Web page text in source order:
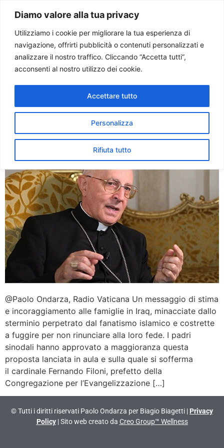
Diamo valore alla tua privacy
Utilizziamo i cookie per migliorare la tua esperienza di
navigazione, offrirti pubblicità o contenuti personalizzati e
analizzare il nostro traffico. Cliccando “Accetta tutti”,
acconsenti al nostro utilizzo dei cookie.
Personalizza
Rifiuta tutto
Accettare tutto
Paolo Ondarza
Tag:card. filoni
Sinodo. Card. Filoni: grande
esempio di forza e unità da
famiglie irachene
@Paolo Ondarza, Radio Vaticana Un messaggio di stima
e incoraggiamento alle famiglie in Iraq, minacciate dallo
sterminio perpetrato dal fanatismo islamico e costrette
a fuggire per non rinunciare alla loro fede. I padri
sinodali hanno approvato a maggioranza questa
proposta lanciata in aula e sulla quale si sofferma
il cardinale Fernando Filoni, prefetto della
Congregazione per l’Evangelizzazione […]
© Tutti i diritti riservati Paolo Ondarza per Biagio Biagetti | Privacy
Policy| Sito web creato da Creo Group™ Wellness